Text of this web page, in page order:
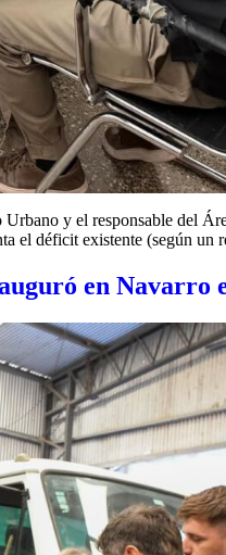
y el responsable del
el déficit existente (según
en Navarro